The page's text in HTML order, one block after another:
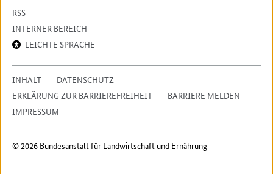
RSS
INTERNER BEREICH
LEICHTE SPRACHE
INHALT
DATENSCHUTZ
ERKLÄRUNG ZUR BARRIEREFREIHEIT
BARRIERE MELDEN
IMPRESSUM
© 2026 Bundesanstalt für Landwirtschaft und Ernährung